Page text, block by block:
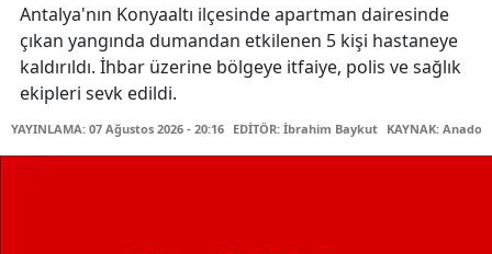
Antalya'nın Konyaaltı ilçesinde apartman dairesinde
çıkan yangında dumandan etkilenen 5 kişi hastaneye
kaldırıldı. İhbar üzerine bölgeye itfaiye, polis ve sağlık
ekipleri sevk edildi.
YAYINLAMA: 07 Ağustos 2026 - 20:16 EDİTÖR: İbrahim Baykut KAYNAK: